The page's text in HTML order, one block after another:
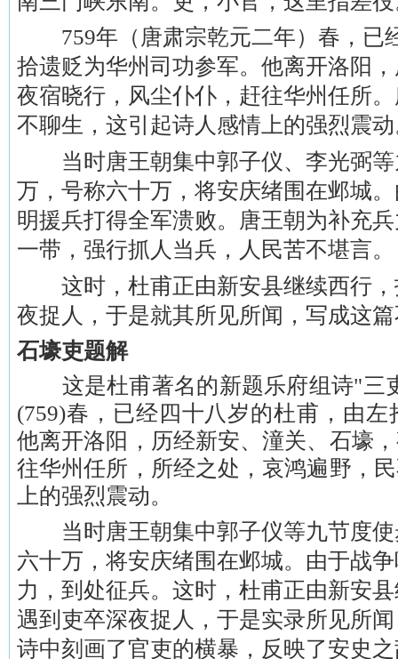
759年（唐肃宗乾元二年）春，已
拾遗贬为华州司功参军。他离开洛阳
夜宿晓行，风尘仆仆，赶往华州任所
不聊生，这引起诗人感情上的强烈震
当时唐王朝集中郭子仪、李光弼等
万，号称六十万，将安庆绪围在邺城
明援兵打得全军溃败。唐王朝为补充
一带，强行抓人当兵，人民苦不堪言。
这时，杜甫正由新安县继续西行，
夜捉人，于是就其所见所闻，写成这
石壕吏题解
这是杜甫著名的新题乐府组诗"三
(759)春，已经四十八岁的杜甫，由
他离开洛阳，历经新安、潼关、石壕
往华州任所，所经之处，哀鸿遍野，
上的强烈震动。
当时唐王朝集中郭子仪等九节度使
六十万，将安庆绪围在邺城。由于战
力，到处征兵。这时，杜甫正由新安
遇到吏卒深夜捉人，于是实录所见所
诗中刻画了官吏的横暴，反映了安史